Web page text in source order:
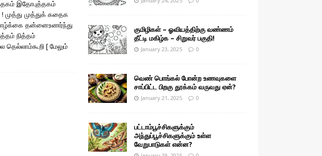
இதோபுத்தகம்
முத்து முத்துக் கதைக
வாழ்க்கை தன்னைஉணர்ந்து
நித்தம்
தெல்லாம்கூறி [ மேலும்
குமிழிகள் – ஓவியத்திற்கு வண்ணம்
தீட்டி மகிழ்க – சிறுவர் பகுதி!
January 23, 2025 0
வெண் பொங்கல் போன்ற உணவுகளை
சாப்பிட்ட பிறகு தூக்கம் வருவது ஏன்?
January 21, 2025 0
பட்டாம்பூச்சிகளுக்கும்
அந்துப்பூச்சிகளுக்கும் உள்ள
வேறுபாடுகள் என்ன?